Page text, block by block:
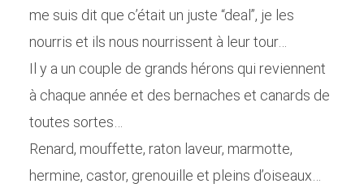
me suis dit que c’était un juste “deal”, je les
nourris et ils nous nourrissent à leur tour…
Il y a un couple de grands hérons qui reviennent
à chaque année et des bernaches et canards de
toutes sortes…
Renard, mouffette, raton laveur, marmotte,
hermine, castor, grenouille et pleins d’oiseaux…